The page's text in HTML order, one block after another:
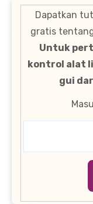
Dapatkan
gratis
Untuk
kontrol alat
gui